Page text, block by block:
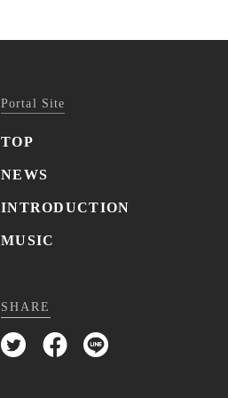
Portal Site
TOP
NEWS
INTRODUCTION
MUSIC
SHARE